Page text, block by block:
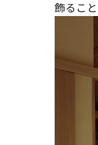
飾るこ